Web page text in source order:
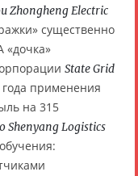
Zhongheng Electric
существенно
«дочка»
State Grid
года применения
на 315
Shenyang Logistics